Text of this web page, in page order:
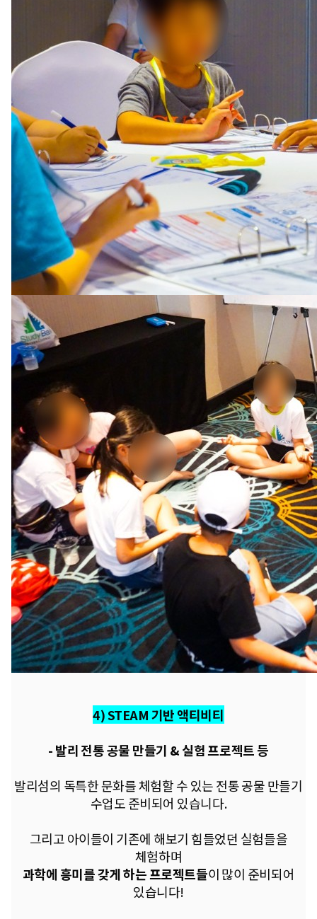
4) STEAM 기반 액티비티
- 발리 전통 공물 만들기 & 실험 프로젝트 등
발리섬의 독특한 문화를 체험할 수 있는전통 공물 만들기
수업도 준비되어 있습니다.
그리고 아이들이 기존에 해보기 힘들었던 실험들을
체험하며
과학에 흥미를 갖게 하는 프로젝트들이많이 준비되어
있습니다!